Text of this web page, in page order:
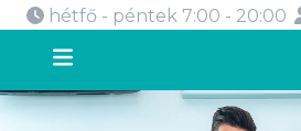
hétfő - péntek 7:00 - 20:00